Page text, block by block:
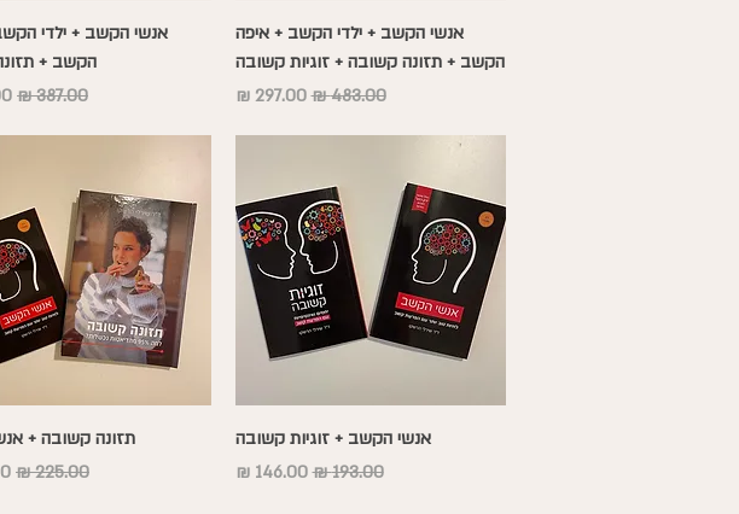
תצוגה מהירה
אנשי הקשב + ילדי הקשב + איפה
הקשב + תזונה קשובה + זוגיות קשובה
מחיר רגיל‏483.00 ‏₪ מחיר מבצע‏297.00 ‏₪
תצוגה מהירה
אנשי הקשב + ילדי
הקשב +
מחיר רגיל
תצוגה מהירה
אנשי הקשב + זוגיות קשובה
מחיר רגיל‏193.00 ‏₪ מחיר מבצע‏146.00 ‏₪
תצוגה מהירה
תזונה קשובה +
מחיר רגיל